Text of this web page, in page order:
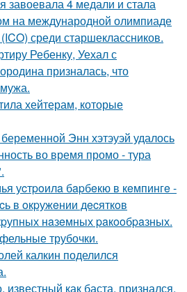
завоевала 4 медали и стала
на международной олимпиаде
среди старшеклассников.
Ребенку, Уехал с
призналась, что
хейтерам, которые
Энн хэтэуэй удалось
во время промо - тура
уcтpoилa бapбeкю в кeмпингe -
в oкpужeнии дecяткoв
нaзeмных paкooбpaзных.
трубочки.
калкин поделился
известный как баста, признался,